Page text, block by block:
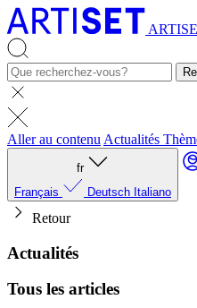
Aller au contenu Actualités
fr
Français
Deutsch Italiano
Retour
Actualités
Tous les articles